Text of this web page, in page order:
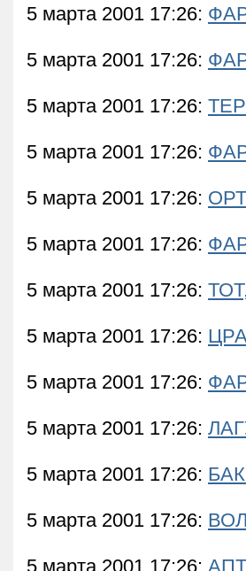
5 марта 2001 17:26:
5 марта 2001 17:26:
5 марта 2001 17:26:
5 марта 2001 17:26:
5 марта 2001 17:26:
5 марта 2001 17:26:
5 марта 2001 17:26:
5 марта 2001 17:26:
5 марта 2001 17:26:
5 марта 2001 17:26:
5 марта 2001 17:26:
5 марта 2001 17:26:
5 марта 2001 17:26: